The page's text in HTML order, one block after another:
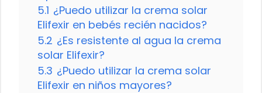
5.1 ¿Puedo utilizar la crema solar
Elifexir en bebés recién nacidos?
5.2 ¿Es resistente al agua la crema
solar Elifexir?
5.3 ¿Puedo utilizar la crema solar
Elifexir en niños mayores?